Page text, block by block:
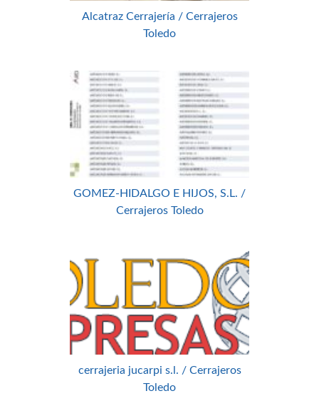
Alcatraz Cerrajería / Cerrajeros
Toledo
GOMEZ-HIDALGO E HIJOS, S.L. /
Cerrajeros Toledo
cerrajeria jucarpi s.l. / Cerrajeros
Toledo